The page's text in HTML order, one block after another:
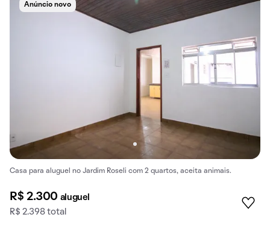
Anúncio novo
Casa para aluguel no Jardim Roseli com 2 quartos, aceita animais.
R$ 2.300 aluguel
R$ 2.398 total